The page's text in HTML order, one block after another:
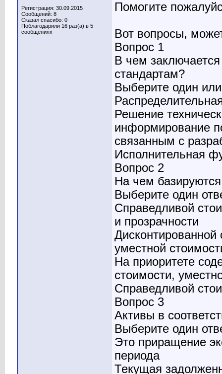
Регистрация: 30.09.2015
Сообщений: 8
Сказал спасибо: 0
Поблагодарили 16 раз(а) в 5
сообщениях
Помогите
Вот вопросы,
Вопрос 1
В чем заключается
стандартам?
Выберите один
Решение
информирование
связанным с
Исполнительная
Вопрос 2
На чем
Выберите один
Справедливой
и прозрачности
Дисконтированной
уместной
На приоритете
стоимости,
Справедливой
Вопрос 3
Активы в
Выберите один
Это приращение
периода
Текущая